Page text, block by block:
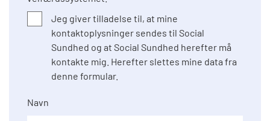
Jeg giver tilladelse til, at mine
kontaktoplysninger sendes til Social
Sundhed og at Social Sundhed herefter må
kontakte mig. Herefter slettes mine data fra
denne formular.
Navn